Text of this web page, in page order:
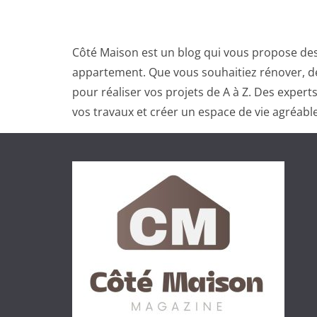
Côté Maison est un blog qui vous propose
appartement. Que vous souhaitiez rénover,
pour réaliser vos projets de A à Z. Des
vos travaux et créer un espace de vie